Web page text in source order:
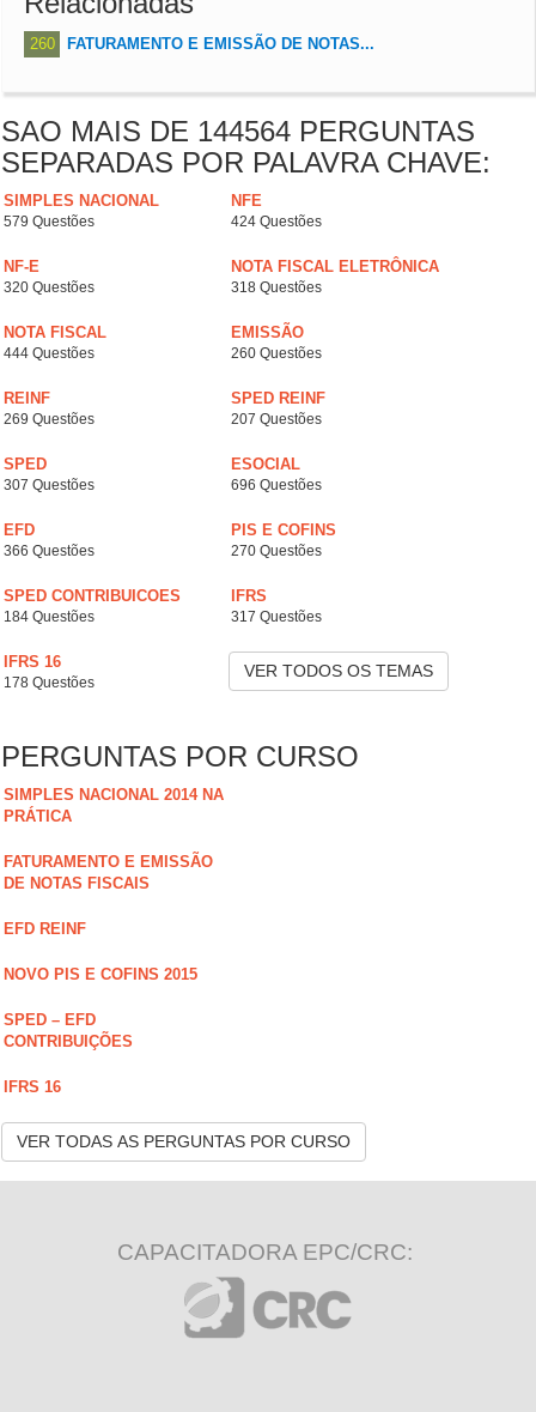
260 FATURAMENTO E EMISSÃO DE NOTAS...
SAO MAIS DE 144564 PERGUNTAS
SEPARADAS POR PALAVRA CHAVE:
SIMPLES NACIONAL
579 Questões
NFE
424 Questões
NF-E
320 Questões
NOTA FISCAL ELETRÔNICA
318 Questões
NOTA FISCAL
444 Questões
EMISSÃO
260 Questões
REINF
269 Questões
SPED REINF
207 Questões
SPED
307 Questões
ESOCIAL
696 Questões
EFD
366 Questões
PIS E COFINS
270 Questões
SPED CONTRIBUICOES
184 Questões
IFRS
317 Questões
IFRS 16
178 Questões
VER TODOS OS TEMAS
PERGUNTAS POR CURSO
SIMPLES NACIONAL 2014 NA
PRÁTICA
FATURAMENTO E EMISSÃO
DE NOTAS FISCAIS
EFD REINF
NOVO PIS E COFINS 2015
SPED – EFD
CONTRIBUIÇÕES
IFRS 16
VER TODAS AS PERGUNTAS POR CURSO
CAPACITADORA EPC/CRC: